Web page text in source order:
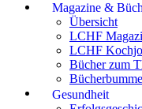
Magazine &
Übersicht
LCHF
LCHF
Bücher zum
Gesundheit